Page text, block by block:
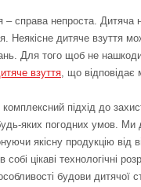
– справа непроста. Дитяча
Неякісне дитяче взуття
Для того щоб не
взуття, що
підхід до
яких погодних умов. Ми
якісну продукцію від
цікаві технологічні
будови дитячої